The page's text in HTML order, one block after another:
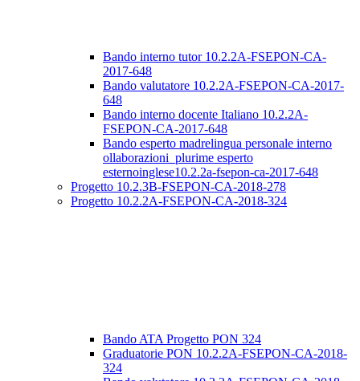
Bando interno tutor 10.2.2A-FSEPON-CA-
2017-648
Bando valutatore 10.2.2A-FSEPON-CA-2017-
648
Bando interno docente Italiano 10.2.2A-
FSEPON-CA-2017-648
Bando esperto madrelingua personale interno
ollaborazioni_plurime esperto
esternoinglese10.2.2a-fsepon-ca-2017-648
Progetto 10.2.3B-FSEPON-CA-2018-278
Progetto 10.2.2A-FSEPON-CA-2018-324
Bando ATA Progetto PON 324
Graduatorie PON 10.2.2A-FSEPON-CA-2018-
324